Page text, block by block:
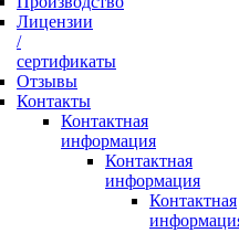
Лицензии
/
сертификаты
Отзывы
Контакты
Контактная
информация
Контактная
информация
Контактная